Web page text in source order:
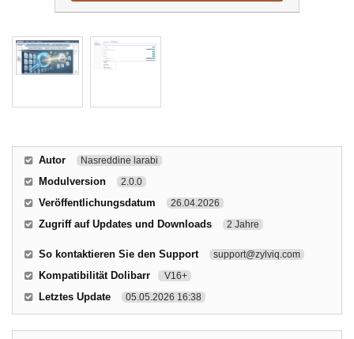
Autor Nasreddine larabi
Modulversion 2.0.0
Veröffentlichungsdatum 26.04.2026
Zugriff auf Updates und Downloads 2 Jahre
So kontaktieren Sie den Support support@zylviq.com
Kompatibilität Dolibarr V16+
Letztes Update 05.05.2026 16:38